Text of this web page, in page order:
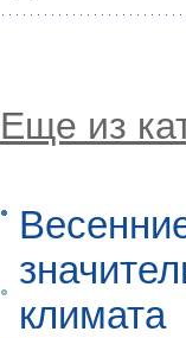
Еще из
климата